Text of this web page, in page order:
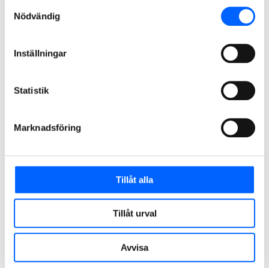
Nödvändig
Inställningar
Statistik
Marknadsföring
Tillåt alla
Tillåt urval
Avvisa
Erik Pelling (S), kommunstyrelsens ordförande, Uppsala
Emilie Orring (M), regionstyrelsens ordförande, Region
Tomas Stavbom, regionchef, Handelskammaren Uppsala
Svante Axelsson, nationell samordnare, Fossilfritt
Sverige